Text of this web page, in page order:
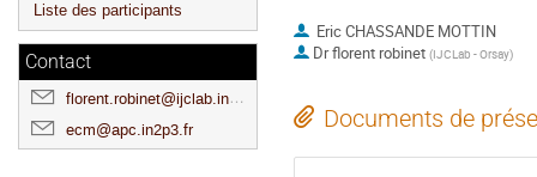
Liste des participants
Contact
florent.robinet@ijclab.in2p3.fr
ecm@apc.in2p3.fr
Eric CHASSANDE MOTTIN
Drflorent robinet (IJCLab - Orsay)
Documents de